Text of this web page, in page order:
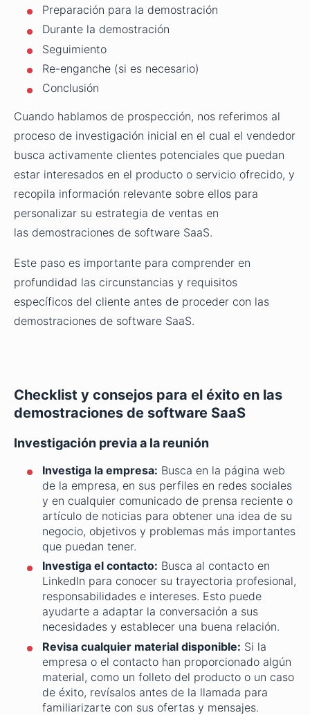
Preparación para la demostración
Durante la demostración
Seguimiento
Re-enganche (si es necesario)
Conclusión
Cuando hablamos de prospección, nos referimos al
proceso de investigación inicial en el cual el vendedor
busca activamente clientes potenciales que puedan
estar interesados en el producto o servicio ofrecido, y
recopila información relevante sobre ellos para
personalizar su estrategia de ventas en
las demostraciones de software SaaS.
Este paso es importante para comprender en
profundidad las circunstancias y requisitos
específicos del cliente antes de proceder con las
demostraciones de software SaaS.
Checklist y consejos para el éxito en las
demostraciones de software SaaS
Investigación previa a la reunión
Investiga la empresa: Busca en la página web
de la empresa, en sus perfiles en redes sociales
y en cualquier comunicado de prensa reciente o
artículo de noticias para obtener una idea de su
negocio, objetivos y problemas más importantes
que puedan tener.
Investiga el contacto: Busca al contacto en
LinkedIn para conocer su trayectoria profesional,
responsabilidades e intereses. Esto puede
ayudarte a adaptar la conversación a sus
necesidades y establecer una buena relación.
Revisa cualquier material disponible: Si la
empresa o el contacto han proporcionado algún
material, como un folleto del producto o un caso
de éxito, revísalos antes de la llamada para
familiarizarte con sus ofertas y mensajes.